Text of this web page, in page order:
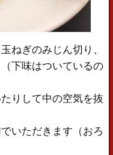
ねぎのみじん切り、
下味はついているの
りして中の空気を抜
いただきます（おろ